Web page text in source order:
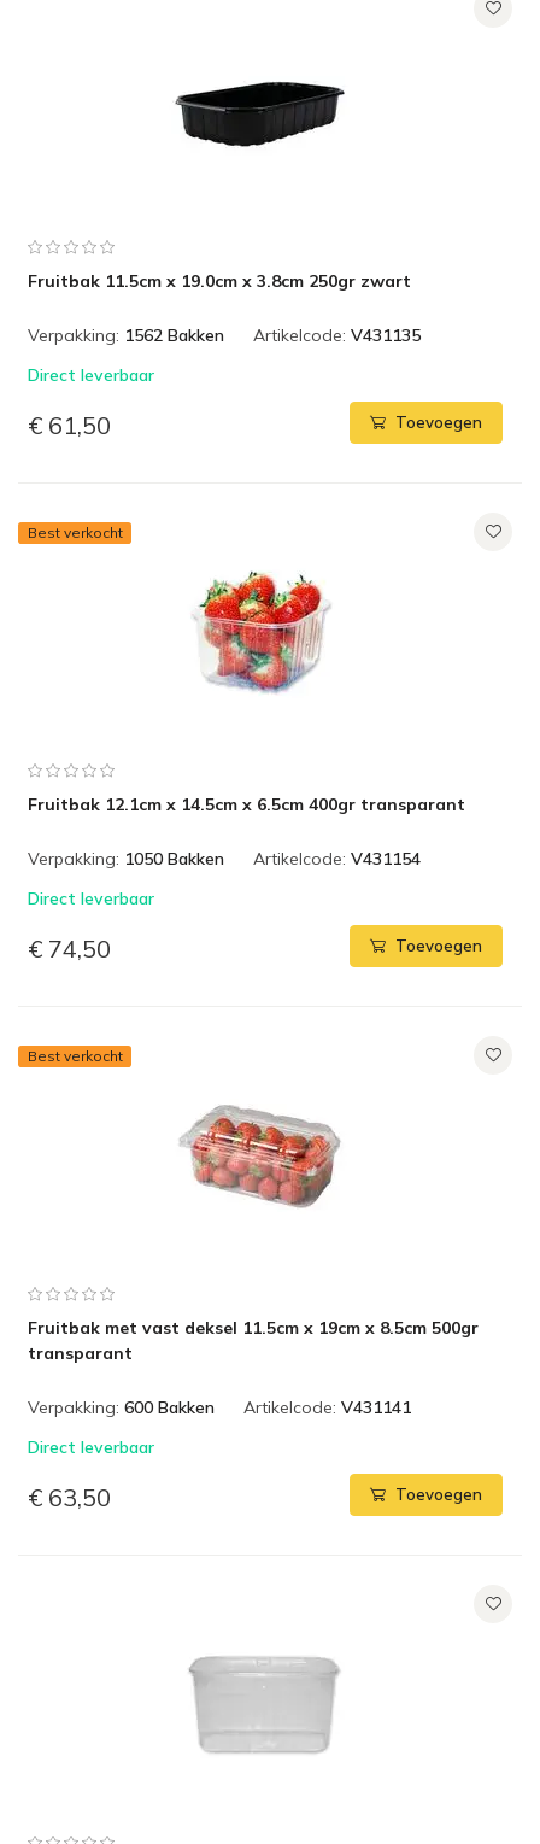
Fruitbak 11.5cm x 19.0cm x 3.8cm 250gr zwart
Verpakking: 1562 Bakken Artikelcode: V431135
Direct leverbaar
€ 61,50 Toevoegen
Best verkocht
Fruitbak 12.1cm x 14.5cm x 6.5cm 400gr transparant
Verpakking: 1050 Bakken Artikelcode: V431154
Direct leverbaar
€ 74,50 Toevoegen
Best verkocht
Fruitbak met vast deksel 11.5cm x 19cm x 8.5cm 500gr
transparant
Verpakking: 600 Bakken Artikelcode: V431141
Direct leverbaar
€ 63,50 Toevoegen